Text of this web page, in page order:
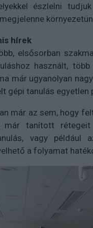
észlelni
hírek
elsősorban
használt,
már ugyanolyan
gépi tanulás
már az sem, hogy
már tanított
vagy
a folyamat